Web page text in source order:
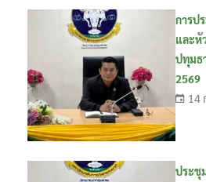
การป
และหั
ปทุมธ
2569
14
ประชุ